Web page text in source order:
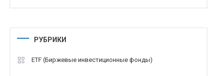
РУБРИКИ
ETF (Биржевые инвестиционные фонды)